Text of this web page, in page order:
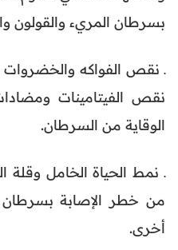
بسرطان المريء والقولون
ـ نقص الفواكه والخضروات
نقص الفيتامينات
الوقاية من السرطان.
ـ نمط الحياة الخامل وقلة
من خطر الإصابة بسرطان
أخرى.